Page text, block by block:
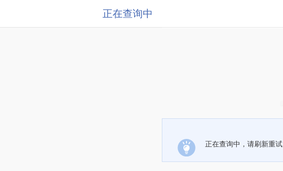
正在查询中
正在查询中，请刷新重试